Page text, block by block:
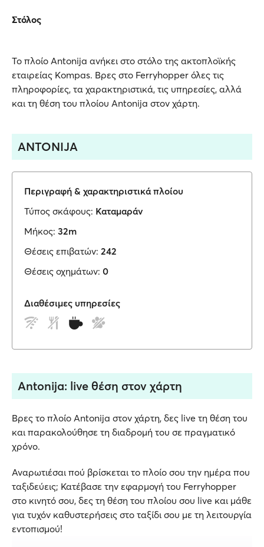
Στόλος
Το πλοίο Antonija ανήκει στο στόλο της ακτοπλοϊκής
εταιρείας Kompas. Βρες στο Ferryhopper όλες τις
πληροφορίες, τα χαρακτηριστικά, τις υπηρεσίες, αλλά
και τη θέση του πλοίου Antonija στον χάρτη.
ANTONIJA
Περιγραφή & χαρακτηριστικά πλοίου
Τύπος σκάφους: Καταμαράν
Μήκος: 32m
Θέσεις επιβατών: 242
Θέσεις οχημάτων: 0
Διαθέσιμες υπηρεσίες
Antonija: live θέση στον χάρτη
Βρες το πλοίο Antonija στον χάρτη, δες live τη θέση του
και παρακολούθησε τη διαδρομή του σε πραγματικό
χρόνο.
Αναρωτιέσαι πού βρίσκεται το πλοίο σου την ημέρα που
ταξιδεύεις; Κατέβασε την εφαρμογή του Ferryhopper
στο κινητό σου, δες τη θέση του πλοίου σου live και μάθε
για τυχόν καθυστερήσεις στο ταξίδι σου με τη λειτουργία
εντοπισμού!